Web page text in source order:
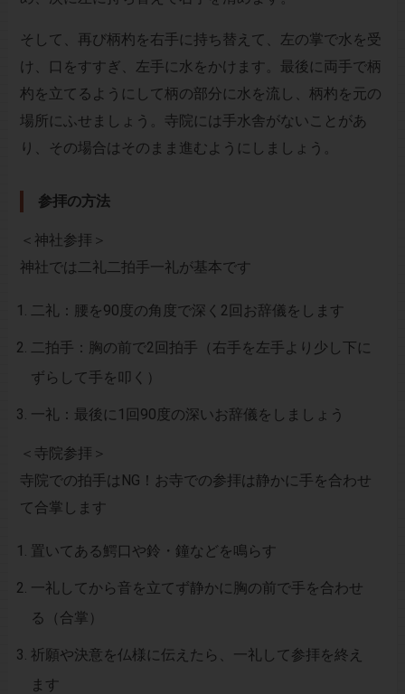
そして、再び柄杓を右手に持ち替えて、左の掌で水を受
け、口をすすぎ、左手に水をかけます。最後に両手で柄
杓を立てるようにして柄の部分に水を流し、柄杓を元の
場所にふせましょう。寺院には手水舎がないことがあ
り、その場合はそのまま進むようにしましょう。
参拝の方法
＜神社参拝＞
神社では二礼二拍手一礼が基本です
二礼：腰を90度の角度で深く2回お辞儀をします
二拍手：胸の前で2回拍手（右手を左手より少し下に
ずらして手を叩く）
一礼：最後に1回90度の深いお辞儀をしましょう
＜寺院参拝＞
寺院での拍手はNG ！お寺での参拝は静かに手を合わせ
て合掌します
置いてある鰐口や鈴・鐘などを鳴らす
一礼してから音を立てず静かに胸の前で手を合わせ
る（合掌）
祈願や決意を仏様に伝えたら、一礼して参拝を終え
ます